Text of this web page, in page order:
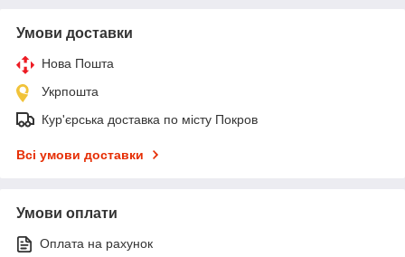
Умови доставки
Нова Пошта
Укрпошта
Кур'єрська доставка по місту Покров
Всі умови доставки
Умови оплати
Оплата на рахунок